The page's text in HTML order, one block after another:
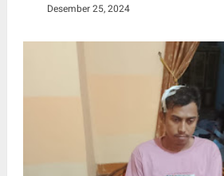
Desember 25, 2024